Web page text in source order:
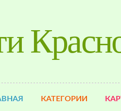
КАТЕГОРИИ